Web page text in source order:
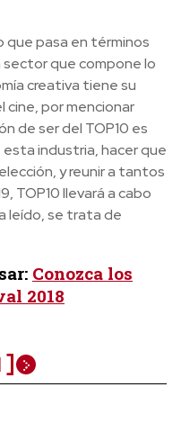
que pasa en términos
sector que compone lo
creativa tiene su
cine, por mencionar
de ser del TOP10 es
industria, hacer que
y reunir a tantos
TOP10 llevará a cabo
leído, se trata de
Conozca los
2018